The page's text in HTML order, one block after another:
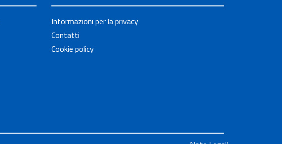
Informazioni per la privacy
Contatti
Cookie policy